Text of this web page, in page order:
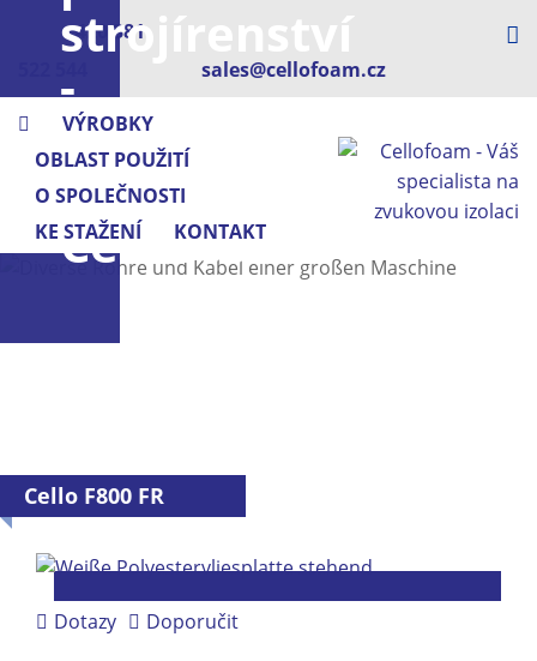
+420 381
sales@cellofoam.cz
VÝROBKY
OBLAST POUŽITÍ
O SPOLEČNOSTI
KE STAŽENÍ
KONTAKT
strojírenství
-
s
pěnou
Cellofoam
Cello F800 FR
Dotazy Doporučit